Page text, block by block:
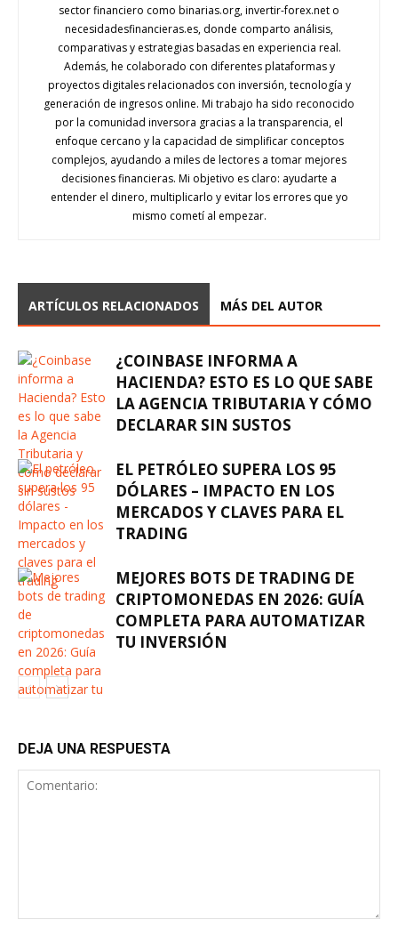
sector financiero como binarias.org, invertir-forex.net o
necesidadesfinancieras.es, donde comparto análisis,
comparativas y estrategias basadas en experiencia real.
Además, he colaborado con diferentes plataformas y
proyectos digitales relacionados con inversión, tecnología y
generación de ingresos online. Mi trabajo ha sido reconocido
por la comunidad inversora gracias a la transparencia, el
enfoque cercano y la capacidad de simplificar conceptos
complejos, ayudando a miles de lectores a tomar mejores
decisiones financieras. Mi objetivo es claro: ayudarte a
entender el dinero, multiplicarlo y evitar los errores que yo
mismo cometí al empezar.
ARTÍCULOS RELACIONADOS MÁS DEL AUTOR
¿COINBASE INFORMA A
HACIENDA? ESTO ES LO QUE SABE
LA AGENCIA TRIBUTARIA Y CÓMO
DECLARAR SIN SUSTOS
EL PETRÓLEO SUPERA LOS 95
DÓLARES – IMPACTO EN LOS
MERCADOS Y CLAVES PARA EL
TRADING
MEJORES BOTS DE TRADING DE
CRIPTOMONEDAS EN 2026: GUÍA
COMPLETA PARA AUTOMATIZAR
TU INVERSIÓN
DEJA UNA RESPUESTA